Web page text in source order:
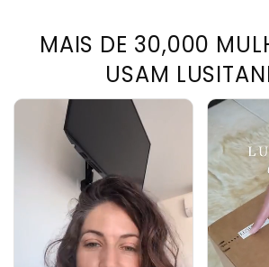
MAIS DE 30,000
USAM